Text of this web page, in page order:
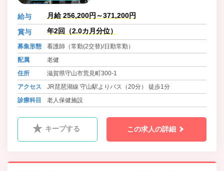
給与 月給 256,200円～371,200円
賞与 年2回（2.0カ月分位）
募集形態
看護師（常勤(2交替)/日勤常勤）
配属
老健
住所
滋賀県守山市荒見町300-1
アクセス
JR琵琶湖線 守山駅よりバス（20分） 徒歩1分
診療科目
老人保健施設
キープする この求人の詳細